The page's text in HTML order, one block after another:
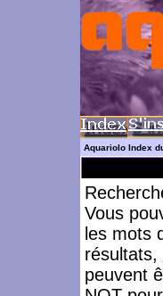
Aquariolo Index
Vous
les mots
résultats,
peuvent